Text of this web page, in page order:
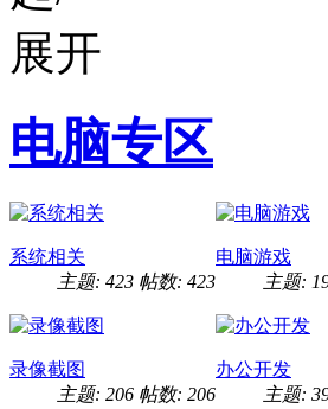
电脑专区
系统相关
主题: 423 帖数: 423
电脑游戏
主题:
录像截图
主题: 206 帖数: 206
办公开发
主题: